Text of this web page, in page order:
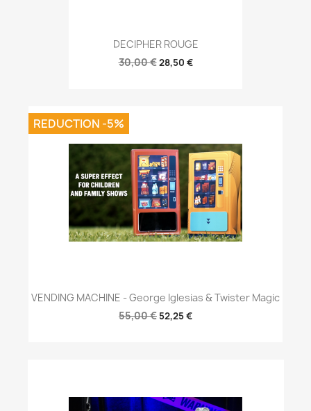
DECIPHER ROUGE
30,00 €28,50 €
VENDING MACHINE - George Iglesias & Twister Magic
55,00 € 52,25 €
REDUCTION -5%